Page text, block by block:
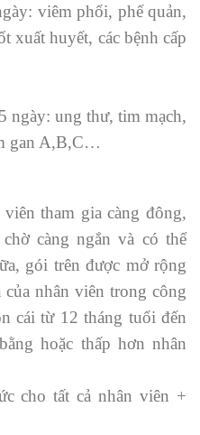
viêm phổi, phế quản,
xuất huyết, các bệnh cấp
ngày: ung thư, tim mạch,
gan A,B,C…
tham gia càng đông,
càng ngắn và có thể
gói trên được mở rộng
nhân viên trong công
cái từ 12 tháng tuổi đến
hoặc thấp hơn nhân
cho tất cả nhân viên +